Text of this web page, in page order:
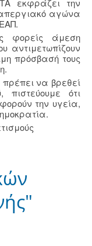
εκφράζει την
αγώνα
φορείς άμεση
αντιμετωπίζουν
πρόσβασή τους
πρέπει να βρεθεί
ότι
την υγεία,